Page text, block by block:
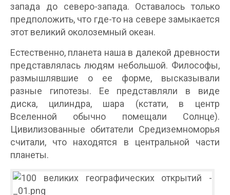
запада до северо-запада. Оставалось только
предположить, что где-то на севере замыкается
этот великий околоземный океан.
Естественно, планета наша в далекой древности
представлялась людям небольшой. Философы,
размышлявшие о ее форме, высказывали
разные гипотезы. Ее представляли в виде
диска, цилиндра, шара (кстати, в центр
Вселенной обычно помещали Солнце).
Цивилизованные обитатели Средиземноморья
считали, что находятся в центральной части
планеты.